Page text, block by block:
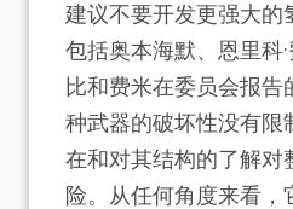
建议不要开发更强大的
包括奥本海默、恩里科
比和费米在委员会报告
种武器的破坏性没有限
在和对其结构的了解对
险。从任何角度来看，